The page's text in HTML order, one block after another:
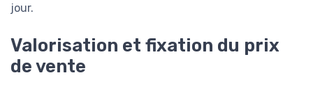
jour.
Valorisation et fixation du prix
de vente